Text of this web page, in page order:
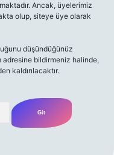
Ancak, üyelerimiz
olup, siteye üye olarak
düşündüğünüz
adresine bildirmeniz halinde,
kaldırılacaktır.